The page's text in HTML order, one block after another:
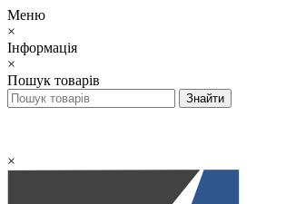
Меню
×
Інформація
×
Пошук товарів
×